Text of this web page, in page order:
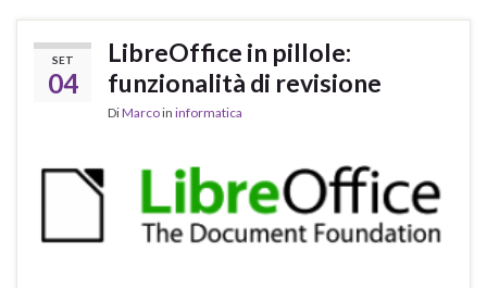
SET
04
LibreOffice in pillole:
funzionalità di revisione
DiMarcoin informatica